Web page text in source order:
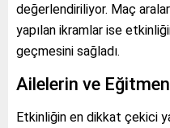
değerlendiriliyor. Maç
yapılan ikramlar ise
geçmesini sağladı.
Ailelerin ve
Etkinliğin en dikkat çekici